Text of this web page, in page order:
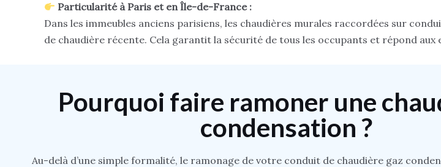
Particularité à Paris et en Île-de-France :
Dans les immeubles anciens parisiens, les chaudières murales raccordées sur
de chaudière récente. Cela garantit la sécurité de tous les occupants et répond
Pourquoi faire ramoner une
condensation ?
Au-delà d’une simple formalité, le ramonage de votre conduit de chaudière gaz